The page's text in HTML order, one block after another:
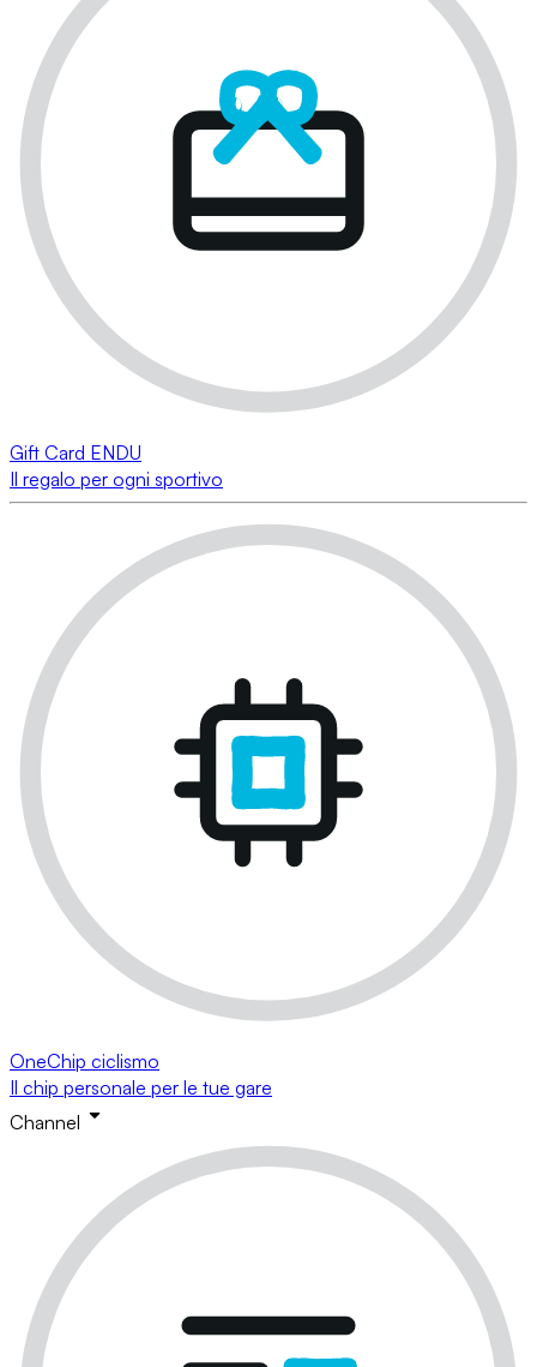
Gift Card ENDU
Il regalo per ogni sportivo
OneChip ciclismo
Il chip personale per le tue gare
Channel